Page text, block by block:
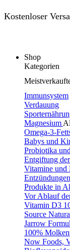
Kostenloser
Shop
Kategorien
Immunsystem
Verdauung
Magnesium
Omega-3-
Babys und
Probiotika
Entgiftung
Vitamine und
Produkte in
Vor Ablauf
Vitamin D3
Source
Jarrow
100%
Now Foods,